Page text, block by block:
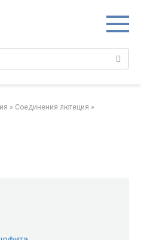
» Соединения лютеция‎ »